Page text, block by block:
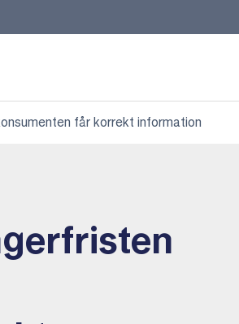
får korrekt information